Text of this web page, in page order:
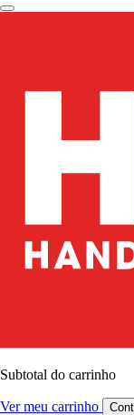
Subtotal do carrinho
Ver meu carrinho